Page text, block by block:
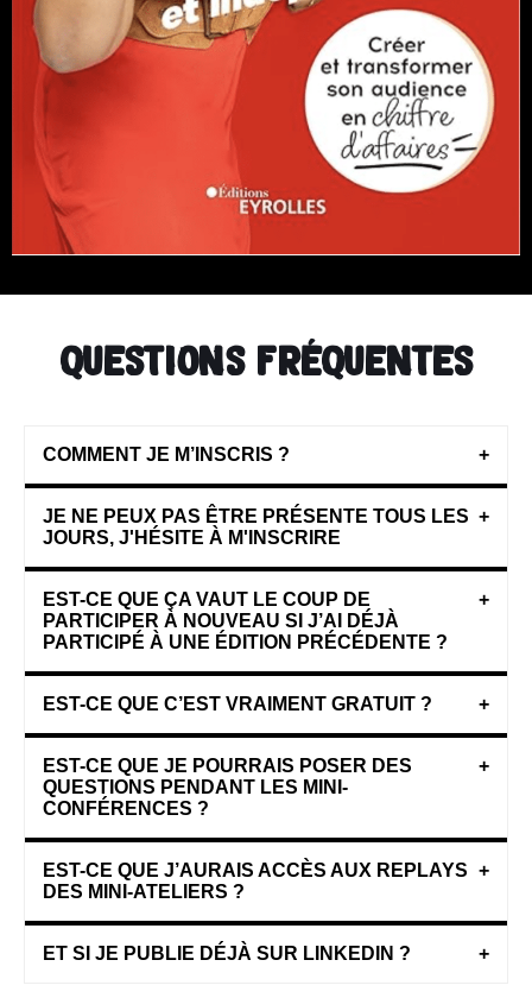
questions fréquentes
COMMENT JE M’INSCRIS ? +
JE NE PEUX PAS ÊTRE PRÉSENTE TOUS LES
JOURS, J'HÉSITE À M'INSCRIRE
+
EST-CE QUE ÇA VAUT LE COUP DE
PARTICIPER À NOUVEAU SI J’AI DÉJÀ
PARTICIPÉ À UNE ÉDITION PRÉCÉDENTE ?
+
EST-CE QUE C’EST VRAIMENT GRATUIT ? +
EST-CE QUE JE POURRAIS POSER DES
QUESTIONS PENDANT LES MINI-
CONFÉRENCES ?
+
EST-CE QUE J’AURAIS ACCÈS AUX REPLAYS
DES MINI-ATELIERS ?
+
ET SI JE PUBLIE DÉJÀ SUR LINKEDIN ? +